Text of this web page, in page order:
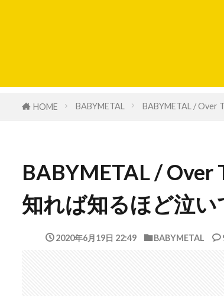
HOME BABYMETAL BABYMETAL / Over
BABYMETAL /
知れば知るほど泣
2020年6月19日 22:49 BABYMETAL